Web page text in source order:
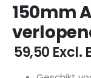
naar
het
begin
van
de
afbeeldingen-
150mm
€ 59,50 Excl.